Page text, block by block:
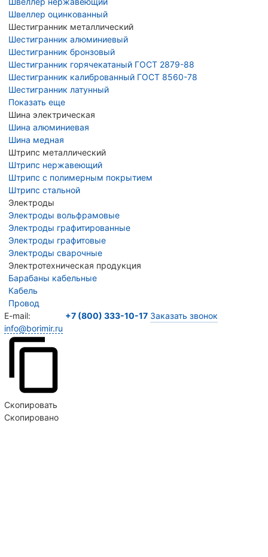
Швеллер оцинкованный
Шестигранник металлический
Шестигранник алюминиевый
Шестигранник бронзовый
Шестигранник горячекатаный ГОСТ 2879-88
Шестигранник калиброванный ГОСТ 8560-78
Шестигранник латунный
Показать еще
Шина электрическая
Шина алюминиевая
Шина медная
Штрипс металлический
Штрипс нержавеющий
Штрипс с полимерным покрытием
Штрипс стальной
Электроды
Электроды вольфрамовые
Электроды графитированные
Электроды графитовые
Электроды сварочные
Электротехническая продукция
Барабаны кабельные
Кабель
Провод
E-mail:
info@borimir.ru
Скопировать
Скопировано
+7 (800) 333-10-17 Заказать звонок